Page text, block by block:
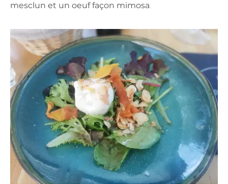
mesclun et un oeuf façon mimosa.